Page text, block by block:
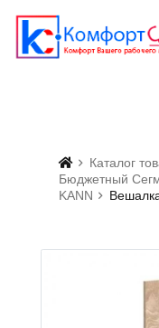
Каталог
Бюджетный
KANN